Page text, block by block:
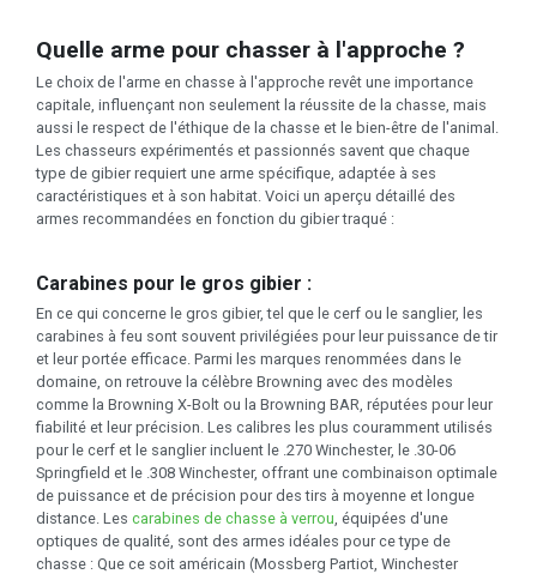
Quelle arme pour chasser à l'approche ?
Le choix de l'arme en chasse à l'approche revêt une importance
capitale, influençant non seulement la réussite de la chasse, mais
aussi le respect de l'éthique de la chasse et le bien-être de l'animal.
Les chasseurs expérimentés et passionnés savent que chaque
type de gibier requiert une arme spécifique, adaptée à ses
caractéristiques et à son habitat. Voici un aperçu détaillé des
armes recommandées en fonction du gibier traqué :
Carabines pour le gros gibier :
En ce qui concerne le gros gibier, tel que le cerf ou le sanglier, les
carabines à feu sont souvent privilégiées pour leur puissance de tir
et leur portée efficace. Parmi les marques renommées dans le
domaine, on retrouve la célèbre Browning avec des modèles
comme la Browning X-Bolt ou la Browning BAR, réputées pour leur
fiabilité et leur précision. Les calibres les plus couramment utilisés
pour le cerf et le sanglier incluent le .270 Winchester, le .30-06
Springfield et le .308 Winchester, offrant une combinaison optimale
de puissance et de précision pour des tirs à moyenne et longue
distance. Les carabines de chasse à verrou , équipées d'une
optiques de qualité, sont des armes idéales pour ce type de
chasse : Que ce soit américain (Mossberg Partiot, Winchester